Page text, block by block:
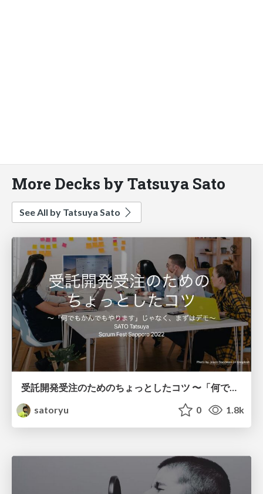
More Decks by Tatsuya Sato
See All by Tatsuya Sato
受託開発受注のためのちょっとしたコツ 〜「何でもかんでもやります」じゃなく、まずはデモ〜 / demonstation first
satoryu
0 1.8k